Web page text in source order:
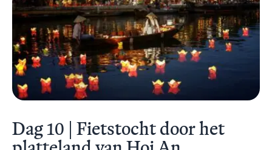
Dag 10 | Fietstocht door het